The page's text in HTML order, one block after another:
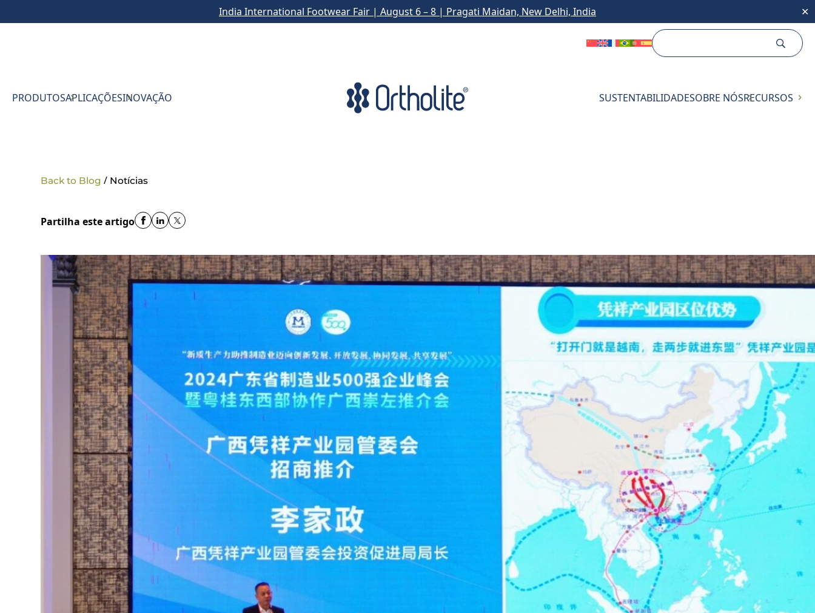
India International Footwear Fair | August 6 – 8 | Pragati Maidan, New Delhi, India ✕
PRODUTOSAPLICAÇÕESINOVAÇÃO SUSTENTABILIDADESOBRE NÓSRECURSOS
Back to Blog / Notícias
Partilha este artigo